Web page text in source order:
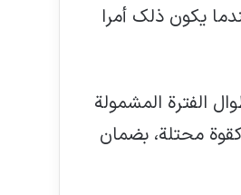
يكون ذلك أمرا
الفترة المشمولة
محتلة، بضمان